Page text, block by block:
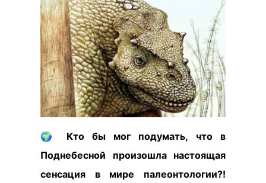
🌍 Кто бы мог подумать, что в
Поднебесной произошла настоящая
сенсация в мире палеонтологии?!